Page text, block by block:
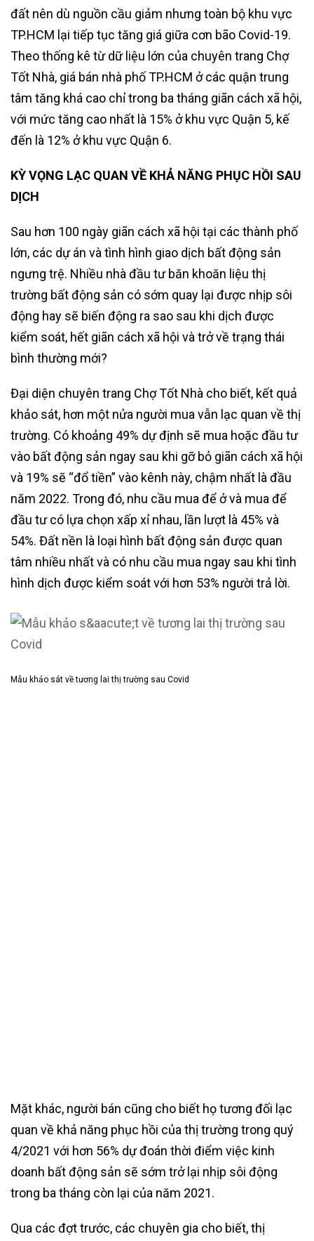
đất nên dù nguồn cầu giảm nhưng toàn bộ khu vực
TP.HCM lại tiếp tục tăng giá giữa cơn bão Covid-19.
Theo thống kê từ dữ liệu lớn của chuyên trang Chợ
Tốt Nhà, giá bán nhà phố TP.HCM ở các quận trung
tâm tăng khá cao chỉ trong ba tháng giãn cách xã hội,
với mức tăng cao nhất là 15% ở khu vực Quận 5, kế
đến là 12% ở khu vực Quận 6.
KỲ VỌNG LẠC QUAN VỀ KHẢ NĂNG PHỤC HỒI SAU
DỊCH
Sau hơn 100 ngày giãn cách xã hội tại các thành phố
lớn, các dự án và tình hình giao dịch bất động sản
ngưng trệ. Nhiều nhà đầu tư băn khoăn liệu thị
trường bất động sản có sớm quay lại được nhịp sôi
động hay sẽ biến động ra sao sau khi dịch được
kiểm soát, hết giãn cách xã hội và trở về trạng thái
bình thường mới?
Đại diện chuyên trang Chợ Tốt Nhà cho biết, kết quả
khảo sát, hơn một nửa người mua vẫn lạc quan về thị
trường. Có khoảng 49% dự định sẽ mua hoặc đầu tư
vào bất động sản ngay sau khi gỡ bỏ giãn cách xã hội
và 19% sẽ “đổ tiền” vào kênh này, chậm nhất là đầu
năm 2022. Trong đó, nhu cầu mua để ở và mua để
đầu tư có lựa chọn xấp xỉ nhau, lần lượt là 45% và
54%. Đất nền là loại hình bất động sản được quan
tâm nhiều nhất và có nhu cầu mua ngay sau khi tình
hình dịch được kiểm soát với hơn 53% người trả lời.
Mẫu khảo sát về tương lai thị trường sau Covid
Mặt khác, người bán cũng cho biết họ tương đối lạc
quan về khả năng phục hồi của thị trường trong quý
4/2021 với hơn 56% dự đoán thời điểm việc kinh
doanh bất động sản sẽ sớm trở lại nhịp sôi động
trong ba tháng còn lại của năm 2021.
Qua các đợt trước, các chuyên gia cho biết, thị